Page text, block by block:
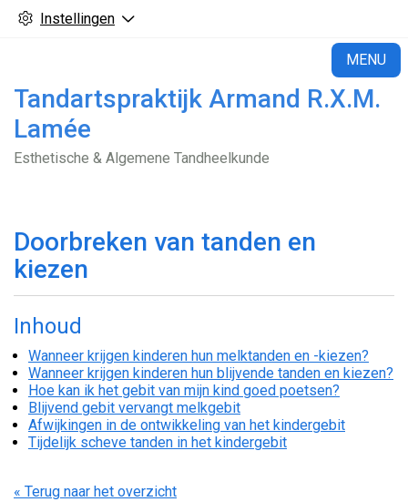
Instellingen
MENU
Tandartspraktijk Armand R.X.M.
Lamée
Esthetische & Algemene Tandheelkunde
Doorbreken van tanden en
kiezen
Inhoud
Wanneer krijgen kinderen hun melktanden en -kiezen?
Wanneer krijgen kinderen hun blijvende tanden en kiezen?
Hoe kan ik het gebit van mijn kind goed poetsen?
Blijvend gebit vervangt melkgebit
Afwijkingen in de ontwikkeling van het kindergebit
Tijdelijk scheve tanden in het kindergebit
« Terug naar het overzicht